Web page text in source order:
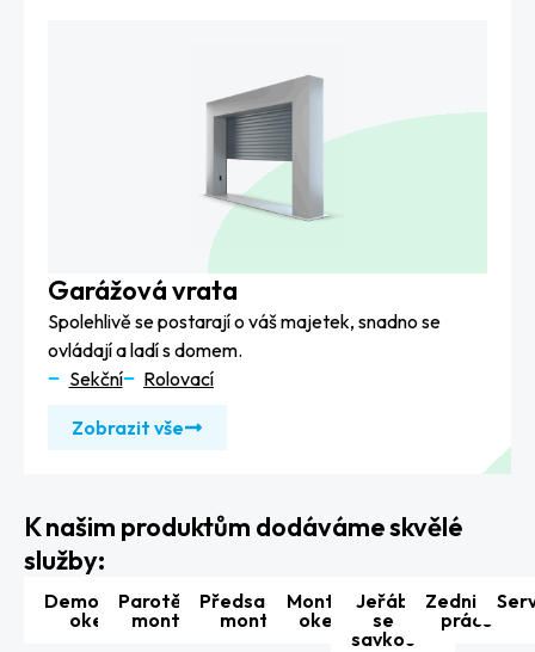
Garážová vrata
Spolehlivě se postarají o váš majetek, snadno se
ovládají a ladí s domem.
Sekční
Rolovací
Zobrazit vše
K našim produktům dodáváme skvělé
služby:
Demontáž
oken
Parotěsná
montáž
Předsazená
montáž
Montáž
oken
Jeřáb
se
savkou
Zednické
práce